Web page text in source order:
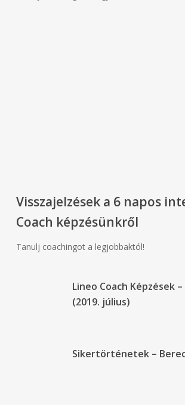
Visszajelzések a 6 napos
Coach képzésünkről
Tanulj coachingot a legjobbaktól!
Lineo Coach Képzések
(2019. július)
Sikertörténetek –